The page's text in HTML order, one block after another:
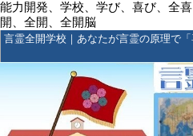
能力開発、学校、学び、喜び、全
開、全開、全開脳
言霊全開学校｜あなたが言霊の原理で